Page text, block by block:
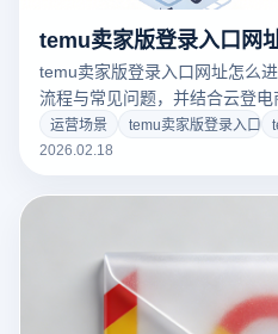
temu卖家版登录入口网址怎么
流程与常见问题，并结合云登电
高效进入后台管理店铺。
运营场景 temu卖家版登录入口
2026.02.18